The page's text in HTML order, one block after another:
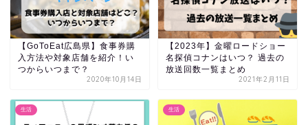
【GoToEat広島県】食事券購
入方法や対象店舗を紹介！い
つからいつまで？
2020年10月14日
【2023年】金曜ロードショー
名探偵コナンはいつ？ 過去の
放送回数一覧まとめ
2021年2月11日
生活 生活